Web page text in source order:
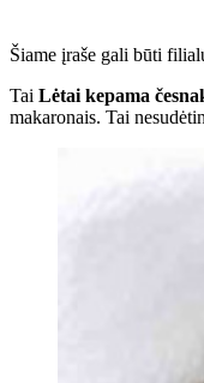
Šiame įraše gali būti
Tai Lėtai kepama
makaronais. Tai